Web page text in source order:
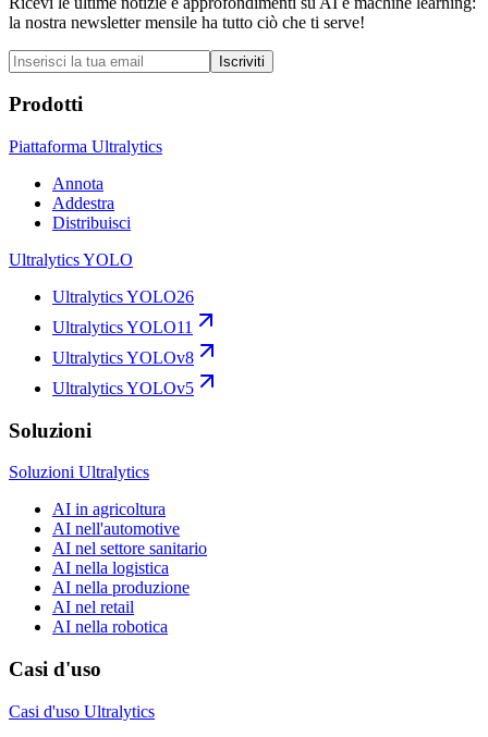
la nostra newsletter mensile ha tutto ciò che ti serve!
Iscriviti
Prodotti
Piattaforma Ultralytics
Annota
Addestra
Distribuisci
Ultralytics YOLO
Ultralytics YOLO26
Ultralytics YOLO11
Ultralytics YOLOv8
Ultralytics YOLOv5
Soluzioni
Soluzioni Ultralytics
AI in agricoltura
AI nell'automotive
AI nel settore sanitario
AI nella logistica
AI nella produzione
AI nel retail
AI nella robotica
Casi d'uso
Casi d'uso Ultralytics